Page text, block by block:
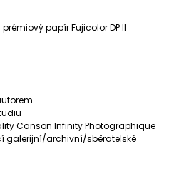
papír Fujicolor DP II
Canson Infinity Photographique
galerijní/archivní/sběratelské